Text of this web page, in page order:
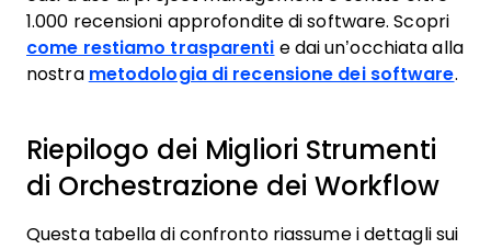
1.000 recensioni approfondite di software. Scopri
come restiamo trasparenti e dai un’occhiata alla
nostra metodologia di recensione dei software.
Riepilogo dei Migliori Strumenti
di Orchestrazione dei Workflow
Questa tabella di confronto riassume i dettagli sui